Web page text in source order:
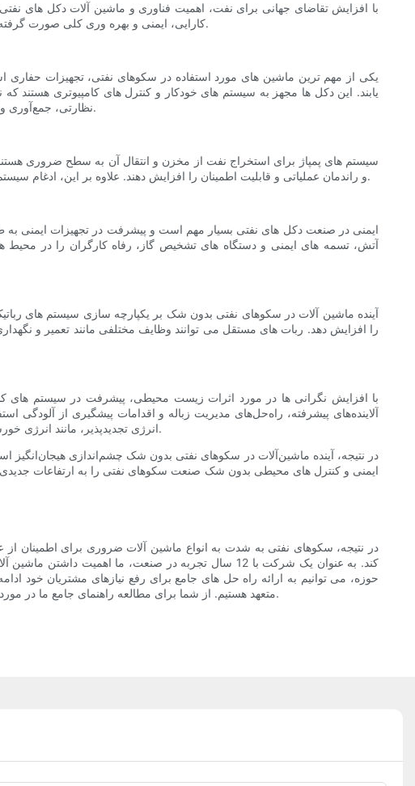
با افزایش تقاضای جهانی برای نفت، اهمیت فناوری و ماشین آلات دکل های
کارایی، ایمنی و بهره وری کلی صورت گرفته است. این راهنمای جامع ماشین‌های ضروری مورد استفاده در سکوهای نفتی را بررسی می‌کند و به آینده ماشین‌آلات در صنعت می‌پردازد.
یکی از مهم ترین ماشین های مورد استفاده در سکوهای نفتی، تجهیزات
یابند. این دکل ها مجهز به سیستم های خودکار و کنترل های کامپیوتری هستند
نظارتی، جمع‌آوری و تجزیه و تحلیل داده‌ها را در زمان واقعی تضمین می‌کند و اپراتورها را قادر می‌سازد تا تصمیمات آگاهانه بگیرند و فرآیند حفاری را بهینه کنند.
سیستم های پمپاژ برای استخراج نفت از مخزن و انتقال آن به سطح ضروری
و راندمان عملیاتی و قابلیت اطمینان را افزایش دهند. علاوه بر این، ادغام سیستم‌های کنترل و اتوماسیون دیجیتال، فرآیند پمپاژ را ساده‌تر کرده، مصرف انرژی را کاهش داده و اثرات زیست‌محیطی را به حداقل می‌رساند.
ایمنی در صنعت دکل های نفتی بسیار مهم است و پیشرفت در تجهیزات ایمنی به
آتش، تسمه های ایمنی و دستگاه های تشخیص گاز، رفاه کارگران را در
آینده ماشین آلات در سکوهای نفتی بدون شک بر یکپارچه سازی سیستم های
را افزایش دهد. ربات های مستقل می توانند وظایف مختلفی مانند تعمیر و
با افزایش نگرانی ها در مورد اثرات زیست محیطی، پیشرفت در سیستم
آلاینده‌های پیشرفته، راه‌حل‌های مدیریت زباله و اقدامات پیشگیری از
انرژی تجدیدپذیر، مانند انرژی خورشیدی و بادی، به عنوان وسیله ای برای کاهش انتشار کربن و به حداقل رساندن اتکا به سوخت های فسیلی مورد بررسی قرار گرفته است.
در نتیجه، آینده ماشین‌آلات در سکوهای نفتی بدون شک چشم‌اندازی
ایمنی و کنترل های محیطی بدون شک صنعت سکوهای نفتی را به ارتفاعات جدیدی
در نتیجه، سکوهای نفتی به شدت به انواع ماشین آلات ضروری برای اطمینان
کند. به عنوان یک شرکت با 12 سال تجربه در صنعت، ما
حوزه، می توانیم به ارائه راه حل های جامع برای رفع نیازهای مشتریان خود
متعهد هستیم. از شما برای مطالعه راهنمای جامع ما در مورد ماشین آلات ضروری مورد استفاده در سکوهای نفتی متشکریم و ما مشتاقانه منتظر ادامه خدمت به صنعت با تخصص و تجربه خود هستیم.